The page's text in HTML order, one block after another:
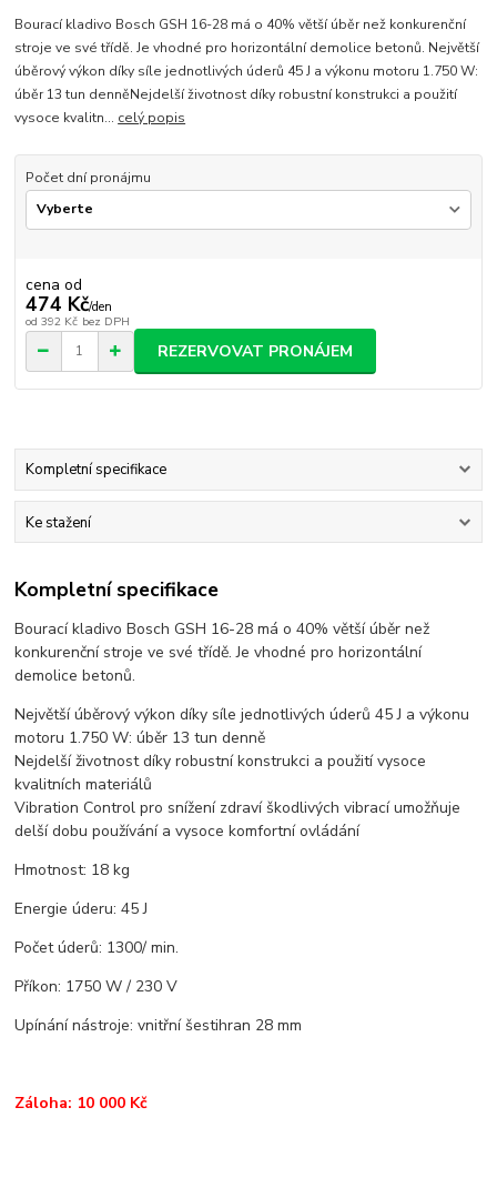
Bourací kladivo Bosch GSH 16-28 má o 40% větší úběr než konkurenční
stroje ve své třídě. Je vhodné pro horizontální demolice betonů. Největší
úběrový výkon díky síle jednotlivých úderů 45 J a výkonu motoru 1.750 W:
úběr 13 tun denněNejdelší životnost díky robustní konstrukci a použití
vysoce kvalitn... celý popis
Počet dní pronájmu
cena od
474 Kč/den
od 392 Kč bez DPH
REZERVOVAT PRONÁJEM
Kompletní specifikace
Ke stažení
Kompletní specifikace
Bourací kladivo Bosch GSH 16-28 má o 40% větší úběr než
konkurenční stroje ve své třídě. Je vhodné pro horizontální
demolice betonů.
Největší úběrový výkon díky síle jednotlivých úderů 45 J a výkonu
motoru 1.750 W: úběr 13 tun denně
Nejdelší životnost díky robustní konstrukci a použití vysoce
kvalitních materiálů
Vibration Control pro snížení zdraví škodlivých vibrací umožňuje
delší dobu používání a vysoce komfortní ovládání
Hmotnost: 18 kg
Energie úderu: 45 J
Počet úderů: 1300/ min.
Příkon: 1750 W / 230 V
Upínání nástroje: vnitřní šestihran 28 mm
Záloha: 10 000 Kč